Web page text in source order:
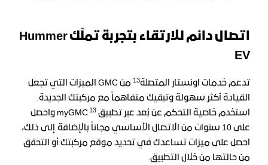
اتصال دائم للارتقاء بتجربة تملّكHummer
EV
تدعم خدمات اونستار المتصلة13
من GMC الميزات التي تجعل
القيادة أكثر سهولة وتبقيك متفاهماً مع مركبتك الجديدة.
استخدم خاصية التحكم عن بُعد عبر تطبيق13
myGMC واحصل
على 10 سنوات من الاتصال الأساسي مجاناً بالإضافة إلى ذلك،
احصل على ميزات تساعدك في تحديد موقع مركبتك أو التحقق
من حالتها من خلال التطبيق.